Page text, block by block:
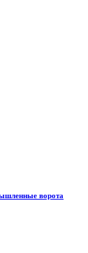
ворота